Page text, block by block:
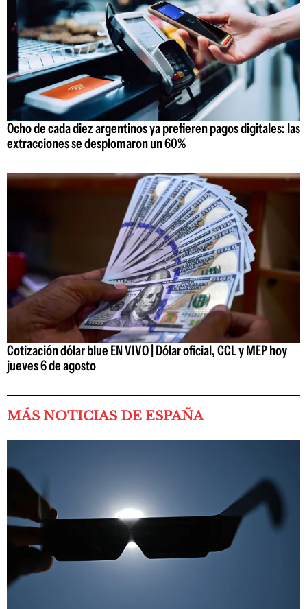
Ocho de cada diez argentinos ya prefieren pagos digitales: las
extracciones se desplomaron un 60%
Cotización dólar blue EN VIVO | Dólar oficial, CCL y MEP hoy
jueves 6 de agosto
MÁS NOTICIAS DE ESPAÑA